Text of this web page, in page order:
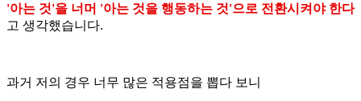
'아는 것'을 너머 '아는 것을 행동하는 것'으로 전환시켜야 한다
고 생각했습니다.
과거 저의 경우 너무 많은 적용점을 뽑다 보니